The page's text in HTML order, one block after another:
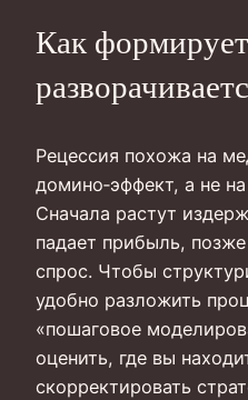
Как
Рецессия похожа на
домино‑эффект, а не
Сначала растут
падает прибыль,
спрос. Чтобы
удобно разложить
«пошаговое
оценить, где вы
скорректировать